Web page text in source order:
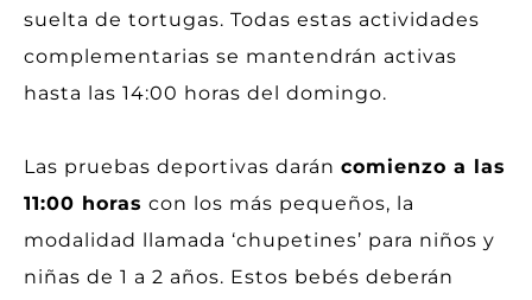
suelta de tortugas. Todas estas actividades
complementarias se mantendrán activas
hasta las 14:00 horas del domingo.
Las pruebas deportivas darán comienzo a las
11:00 horas con los más pequeños, la
modalidad llamada ‘chupetines’ para niños y
niñas de 1 a 2 años. Estos bebés deberán